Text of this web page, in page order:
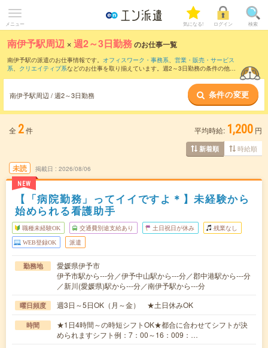
メニュー 気になる! ログイン 検索
南伊予駅周辺 ×週2～3日勤務のお仕事一覧
南伊予駅の派遣のお仕事情報です。 オフィスワーク・事務系、 営業・販売・サービス
系、 クリエイティブ系などのお仕事を取り揃えています。週2～3日勤務の条件の他
南伊予駅周辺 / 週2～3日勤務 条件の変更
全 2件 平均時給: 1,200 円
新着順 時給順
未読
NEW
掲載日 2026/08/06
【「病院勤務」ってイイですよ＊】未経験から
始められる看護助手
職種未経験OK 交通費別途支給あり 土日祝日が休み 残業なし
WEB登録OK 派遣
勤務地
愛媛県伊予市
伊予市駅から---分／伊予中山駅から---分／郡中港駅から---分
／新川(愛媛県)駅から---分／南伊予駅から---分
曜日頻度 週3日～5日OK（月～金） ★土日休みOK
時間
★1日4時間～の時短シフトOK★都合に合わせてシフトが決
められますシフト例：7：00～16：009：…